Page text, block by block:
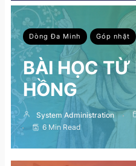
Dòng Đa Minh Góp nhặt
BÀI HỌC TỪ
HỒNG
System Administration
6 Min Read